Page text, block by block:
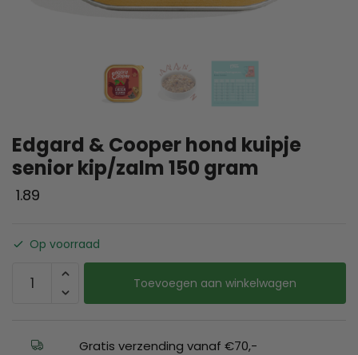
Edgard & Cooper hond kuipje
senior kip/zalm 150 gram
1.89
Op voorraad
Toevoegen aan winkelwagen
Gratis verzending vanaf €70,-